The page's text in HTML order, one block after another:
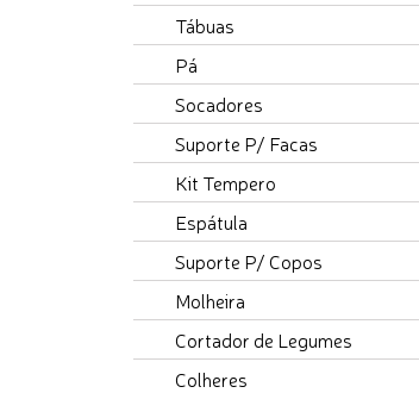
Tábuas
Pá
Socadores
Suporte P/ Facas
Kit Tempero
Espátula
Suporte P/ Copos
Molheira
Cortador de Legumes
Colheres